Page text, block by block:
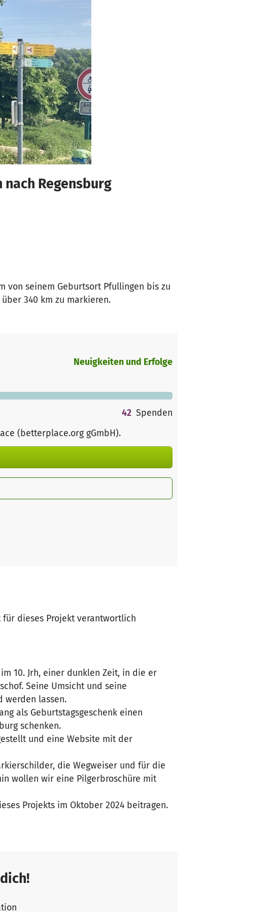
Regensburg
von seinem Geburtsort Pfullingen bis zu
340 km zu markieren.
Neuigkeiten und Erfolge
42 Spenden
(betterplace.org gGmbH).
dieses Projekt verantwortlich
10. Jrh, einer dunklen Zeit, in die er
Seine Umsicht und seine
werden lassen.
als Geburtstagsgeschenk einen
schenken.
und eine Website mit der
die Wegweiser und für die
wollen wir eine Pilgerbroschüre mit
Projekts im Oktober 2024 beitragen.